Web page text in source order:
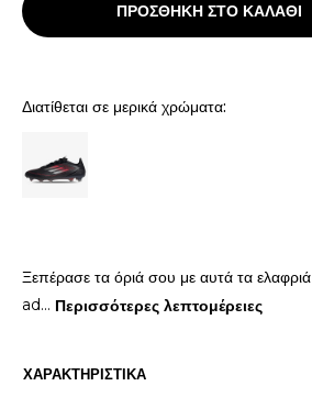
ΠΡΟΣΘΗΚΗ ΣΤΟ ΚΑΛΑΘΙ
Διατίθεται σε μερικά χρώματα:
Ξεπέρασε τα όριά σου με αυτά τα ελαφριά
ad... Περισσότερες λεπτομέρειες
ΧΑΡΑΚΤΗΡΙΣΤΙΚΑ